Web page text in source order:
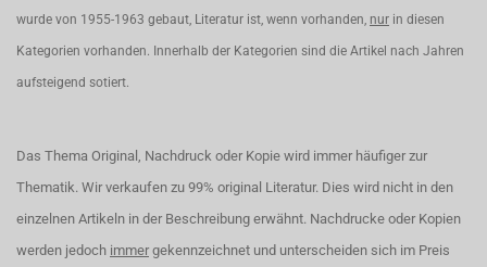
wurde von 1955-1963 gebaut, Literatur ist, wenn vorhanden, nur in diesen
Kategorien vorhanden. Innerhalb der Kategorien sind die Artikel nach Jahren
aufsteigend sotiert.
Das Thema Original, Nachdruck oder Kopie wird immer häufiger zur
Thematik. Wir verkaufen zu 99% original Literatur. Dies wird nicht in den
einzelnen Artikeln in der Beschreibung erwähnt. Nachdrucke oder Kopien
werden jedoch immer gekennzeichnet und unterscheiden sich im Preis